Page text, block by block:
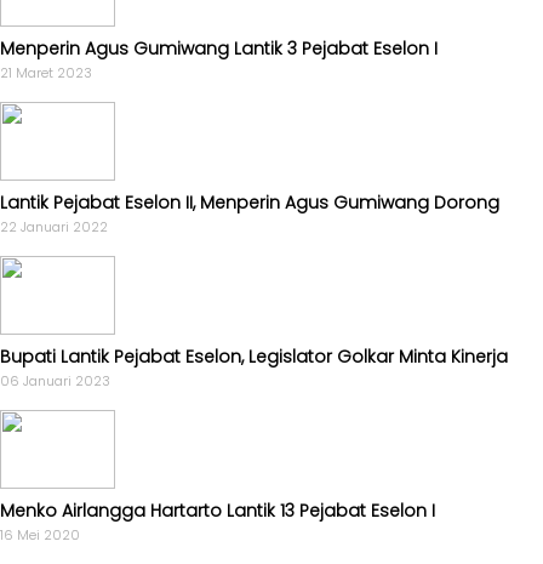
Menperin Agus Gumiwang Lantik 3 Pejabat Eselon I
21 Maret 2023
Lantik Pejabat Eselon II, Menperin Agus Gumiwang Dorong
22 Januari 2022
Bupati Lantik Pejabat Eselon, Legislator Golkar Minta Kinerja
06 Januari 2023
Menko Airlangga Hartarto Lantik 13 Pejabat Eselon I
16 Mei 2020